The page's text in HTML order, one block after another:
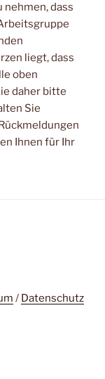
nehmen, dass
liegt, dass
oben
daher bitte
Sie
Ihnen für Ihr
/ Datenschutz